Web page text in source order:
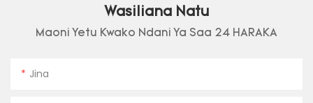
Wasiliana Natu
Maoni Yetu Kwako Ndani Ya Saa 24 HARAKA
Jina